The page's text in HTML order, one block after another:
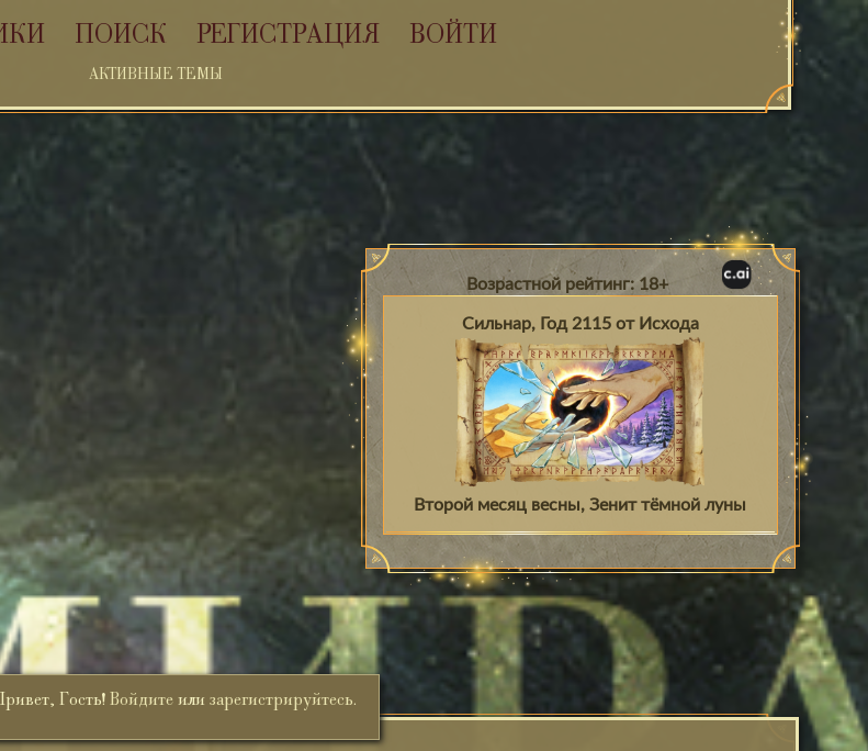
ПОИСК РЕГИСТРАЦИЯ ВОЙТИ
АКТИВНЫЕ ТЕМЫ
Возрастной рейтинг: 18+
Сильнар, Год 2115 от Исхода
Второй месяц весны, Зенит тёмной луны
Гость! Войдите или зарегистрируйтесь.